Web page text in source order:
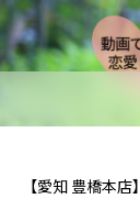
【愛知 豊橋本店】